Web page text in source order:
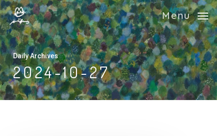
Skip
to
main
content
Menu
Daily Archives
2024-10-27